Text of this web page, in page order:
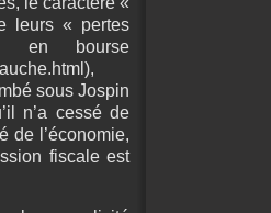
leurs « pertes
en bourse
sous Jospin
n’a cessé de
de l’économie,
fiscale est